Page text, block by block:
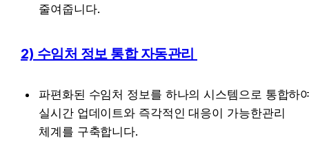
줄여줍니다.
2) 수임처 정보 통합 자동관리
파편화된 수임처 정보를 하나의 시스템으로 통합하
실시간 업데이트와 즉각적인 대응이 가능한관리
체계를 구축합니다.